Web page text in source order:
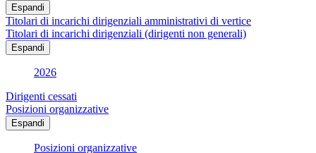
Espandi
Titolari di incarichi dirigenziali amministrativi di vertice
Titolari di incarichi dirigenziali (dirigenti non generali)
Espandi
2026
Dirigenti cessati
Posizioni organizzative
Espandi
Posizioni organizzative